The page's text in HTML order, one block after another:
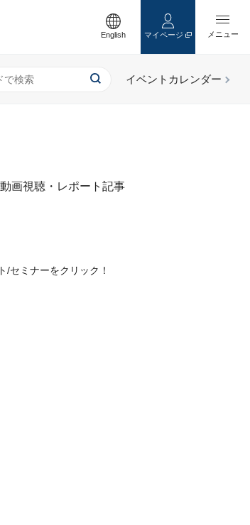
English マイページ
画視聴・レポート記事
セミナーをクリック！